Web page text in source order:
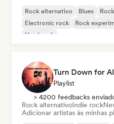
Rock alternativo Blues
Electronic rock
Rock
Hard rock
Turn Down for
Playlist
> 4200 feedbacks
Rock alternativoIndie rock
Adicionar artistas às minhas